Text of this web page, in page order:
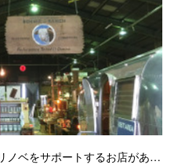
ノベをサポートするお店があ…